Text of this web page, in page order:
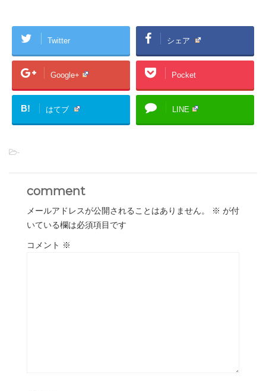
Twitter シェア
Google+ Pocket
B! はてブ LINE
-
comment
メールアドレスが公開されることはありません。 ※ が付
いている欄は必須項目です
コメント ※